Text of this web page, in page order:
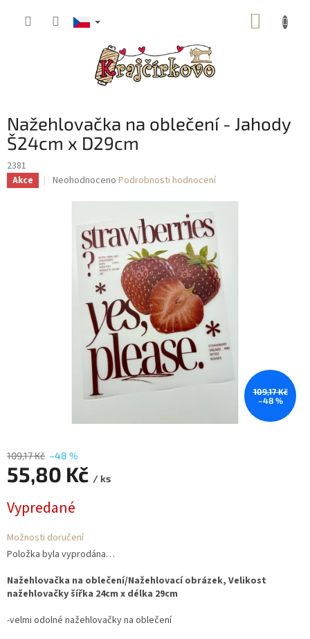
Nažehlovačka na oblečení - Jahody
Š24cm x D29cm
2381
Akce
Průměrné
produktu
hvězdiček.
Neohodnoceno Podrobnosti hodnocení
109,17 Kč
–48 %
109,17 Kč –48 %
55,80 Kč / ks
cena:
Vypredané
Možnosti doručení
Položka byla vyprodána…
Nažehlovačka na oblečení/Nažehlovací obrázek, Velikost
nažehlovačky šířka 24cm x délka 29cm
-velmi odolné nažehlovačky na oblečení